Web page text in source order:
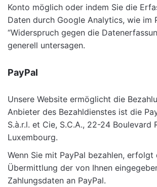
Konto möglich oder indem Sie die
Daten durch Google Analytics, wie im
“Widerspruch gegen die
generell untersagen.
PayPal
Unsere Website ermöglicht die
Anbieter des Bezahldienstes ist die
S.à.r.l. et Cie, S.C.A., 22-24 Boulevard
Luxembourg.
Wenn Sie mit PayPal bezahlen, erfolgt
Übermittlung der von Ihnen
Zahlungsdaten an PayPal.